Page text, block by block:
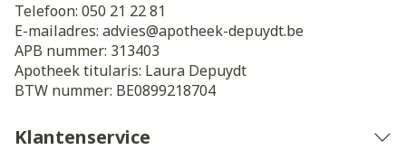
Telefoon: 050 21 22 81
E-mailadres: advies@apotheek-depuydt.be
APB nummer: 313403
Apotheek titularis: Laura Depuydt
BTW nummer: BE0899218704
Klantenservice